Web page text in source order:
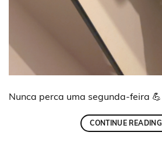
Nunca perca uma segunda-feira 💪
CONTINUE READING